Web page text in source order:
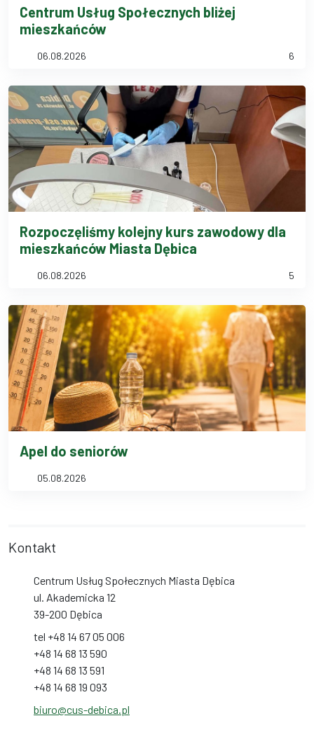
Centrum Usług Społecznych bliżej
mieszkańców
06.08.2026 6
Rozpoczęliśmy kolejny kurs zawodowy dla
mieszkańców Miasta Dębica
06.08.2026 5
Apel do seniorów
05.08.2026
Kontakt
Centrum Usług Społecznych Miasta Dębica
ul. Akademicka 12
39-200 Dębica
tel +48 14 67 05 006
+48 14 68 13 590
+48 14 68 13 591
+48 14 68 19 093
biuro@cus-debica.pl